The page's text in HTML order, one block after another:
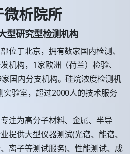
微析院所
型研究型检测机构
位于北京，拥有数家国内检测、
机构，1家欧洲（荷兰）检验、
国内分支机构。硅烷浓度检测机
验室，超过2000人的技术服务
注为高分子材料、金属、半导
提供大型仪器测试(光谱、能谱、
离子等测试服务)、性能测试、成